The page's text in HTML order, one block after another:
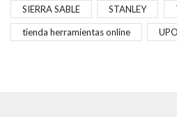
SIERRA SABLE STANLEY
tienda herramientas online